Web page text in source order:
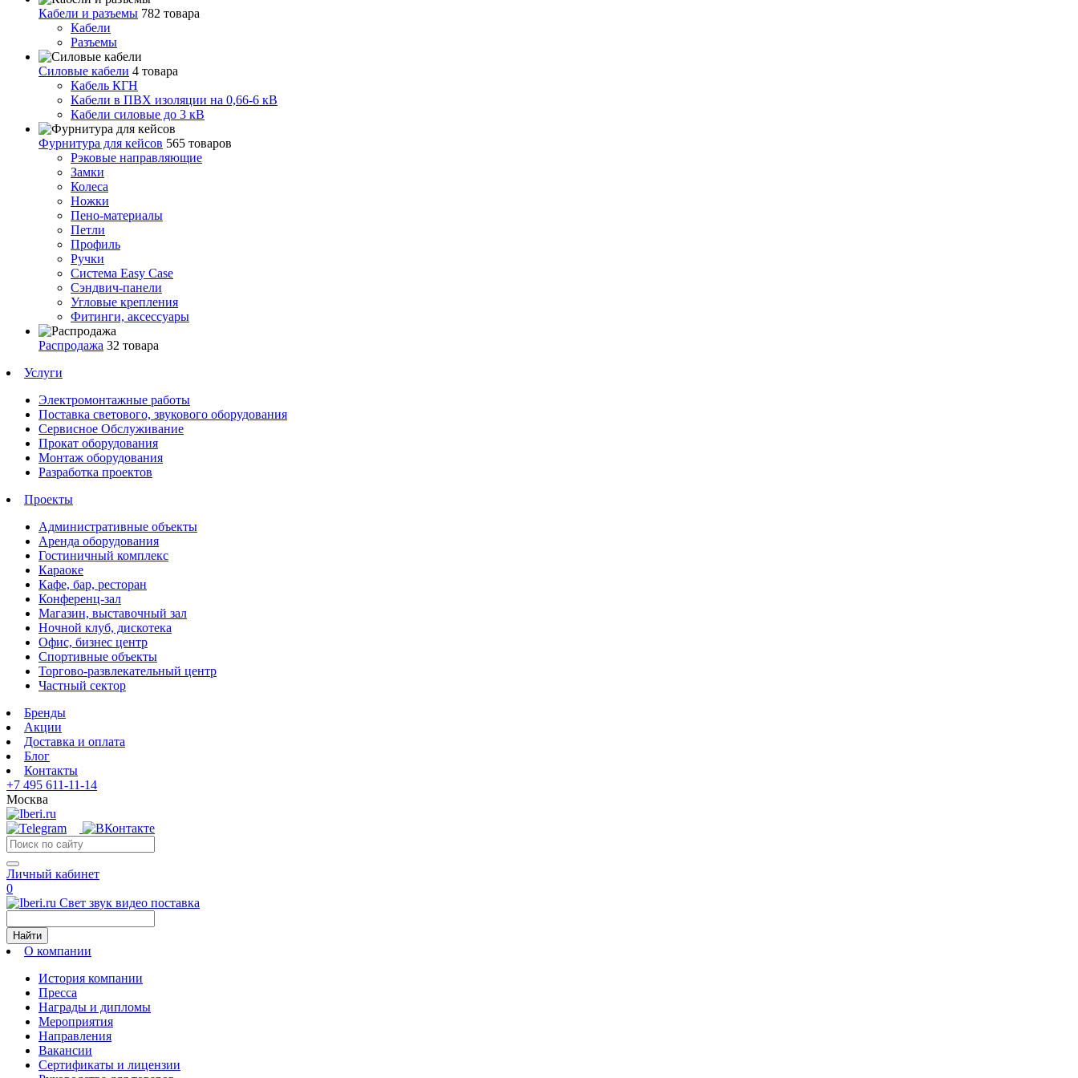
Кабели и разъемы 782 товара
Кабели
Разъемы
Силовые кабели 4 товара
Кабель КГН
Кабели в ПВХ изоляции на 0,66-6 кВ
Кабели силовые до 3 кВ
Фурнитура для кейсов 565 товаров
Рэковые направляющие
Замки
Колеса
Ножки
Пено-материалы
Петли
Профиль
Ручки
Система Easy Case
Сэндвич-панели
Угловые крепления
Фитинги, аксессуары
Распродажа 32 товара
Услуги
Электромонтажные работы
Поставка светового, звукового оборудования
Сервисное Обслуживание
Прокат оборудования
Монтаж оборудования
Разработка проектов
Проекты
Административные объекты
Аренда оборудования
Гостиничный комплекс
Караоке
Кафе, бар, ресторан
Конференц-зал
Магазин, выставочный зал
Ночной клуб, дискотека
Офис, бизнес центр
Спортивные объекты
Торгово-развлекательный центр
Частный сектор
Бренды
Акции
Доставка и оплата
Блог
Контакты
+7 495 611-11-14
Москва
Личный кабинет
0
Свет звук видео поставка
Найти
О компании
История компании
Пресса
Награды и дипломы
Мероприятия
Направления
Вакансии
Сертификаты и лицензии